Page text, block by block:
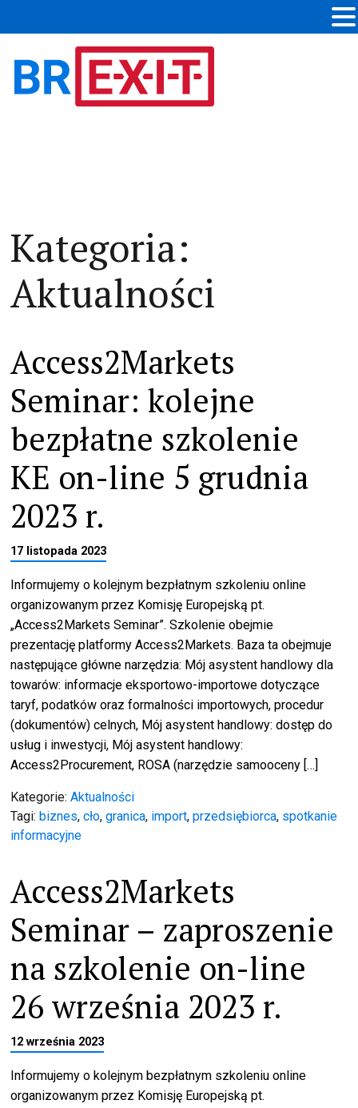
Kategoria:
Aktualności
Access2Markets
Seminar: kolejne
bezpłatne szkolenie
KE on-line 5 grudnia
2023 r.
17 listopada 2023
Informujemy o kolejnym bezpłatnym szkoleniu online
organizowanym przez Komisję Europejską pt.
„Access2Markets Seminar”. Szkolenie obejmie
prezentację platformy Access2Markets. Baza ta obejmuje
następujące główne narzędzia: Mój asystent handlowy dla
towarów: informacje eksportowo-importowe dotyczące
taryf, podatków oraz formalności importowych, procedur
(dokumentów) celnych, Mój asystent handlowy: dostęp do
usług i inwestycji, Mój asystent handlowy:
Access2Procurement, ROSA (narzędzie samooceny […]
Kategorie:Aktualności
Tagi:biznes,cło,granica, import,przedsiębiorca, spotkanie
informacyjne
Access2Markets
Seminar – zaproszenie
na szkolenie on-line
26 września 2023 r.
12 września 2023
Informujemy o kolejnym bezpłatnym szkoleniu online
organizowanym przez Komisję Europejską pt.